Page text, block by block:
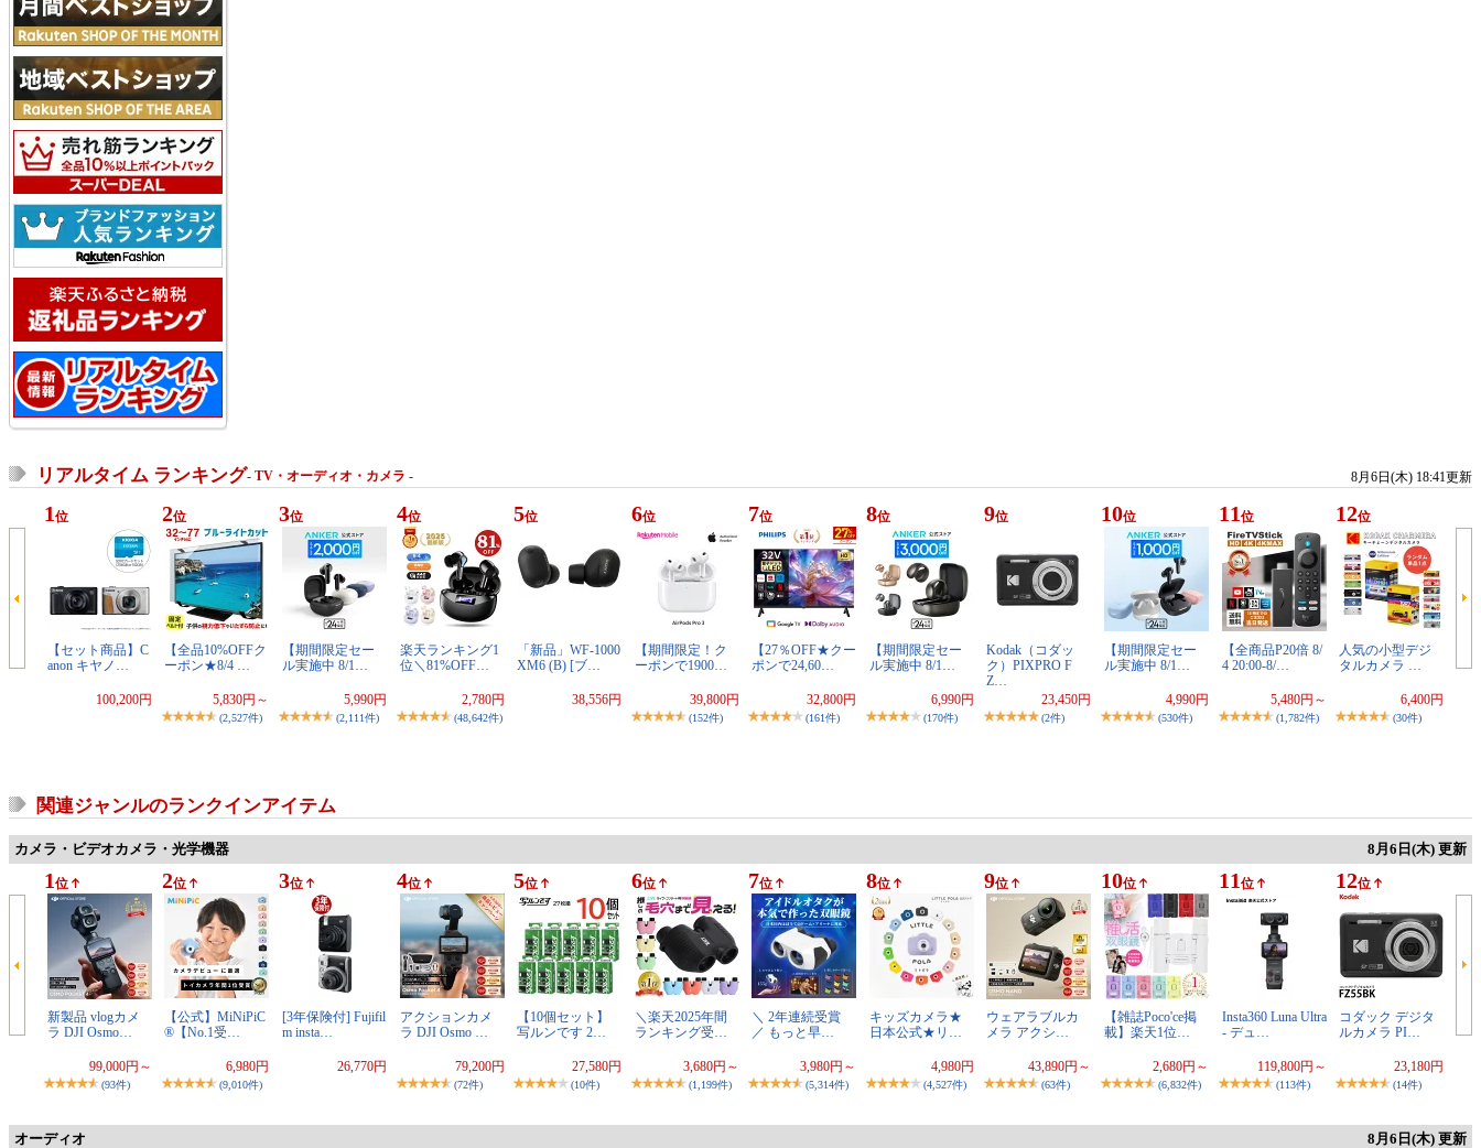
リアルタイム ランキング- TV・オーディオ・カメラ - 8月6日(木) 18:41更新
1 位
【セット商品】C
anon キヤノ…
100,200円
2位
【全品10%OFFク
ーポン★8/4 …
5,830円～
(2,527件)
3位
【期間限定セー
ル実施中 8/1…
5,990円
(2,111件)
4位
楽天ランキング1
位＼81%OFF…
2,780円
(48,642件)
5位
「新品」WF-1000
XM6 (B) [ブ…
38,556円
6位
【期間限定！ク
ーポンで1900…
39,800円
(152件)
7位
【27％OFF★クー
ポンで24,60…
32,800円
(161件)
8位
【期間限定セー
ル実施中 8/1…
6,990円
(170件)
9位
Kodak（コダッ
ク）PIXPRO F
Z…
23,450円
(2件)
10位
【期間限定セー
ル実施中 8/1…
4,990円
(530件)
11 位
【全商品P20倍 8/
4 20:00-8/…
5,480円～
(1,782件)
12位
人気の小型デジ
タルカメラ …
6,400円
(30件)
関連ジャンルのランクインアイテム
カメラ・ビデオカメラ・光学機器 8月6日(木) 更新
1 位
新製品 vlogカメ
ラ DJI Osmo…
99,000円～
(93件)
2位
【公式】MiNiPiC
®【No.1受…
6,980円
(9,010件)
3位
[3年保険付] Fujifil
m insta…
26,770円
4位
アクションカメ
ラ DJI Osmo …
79,200円
(72件)
5位
【10個セット】
写ルンです 2…
27,580円
(10件)
6位
＼楽天2025年間
ランキング受…
3,680円～
(1,199件)
7位
＼ 2年連続受賞
／ もっと早…
3,980円～
(5,314件)
8位
キッズカメラ★
日本公式★リ…
4,980円
(4,527件)
9位
ウェアラブルカ
メラ アクシ…
43,890円～
(63件)
10位
【雑誌Poco'ce掲
載】楽天1位…
2,680円～
(6,832件)
11 位
Insta360 Luna Ultra
- デュ…
119,800円～
(113件)
12位
コダック デジタ
ルカメラ PI…
23,180円
(14件)
オーディオ 8月6日(木) 更新